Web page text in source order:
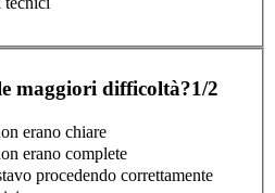
maggiori difficoltà?1/2
erano chiare
erano complete
procedendo correttamente